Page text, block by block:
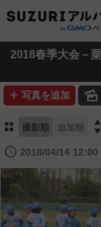
➕ 写真を追加 🌄
⚏ 撮影順 追加順 
🕔 2018/04/14 12:00